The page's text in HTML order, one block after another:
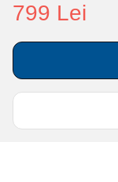
799 Lei